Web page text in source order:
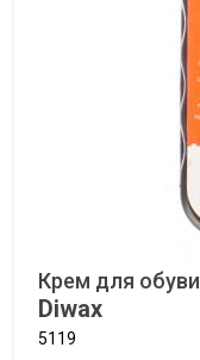
Крем для обуви
Diwax
5119